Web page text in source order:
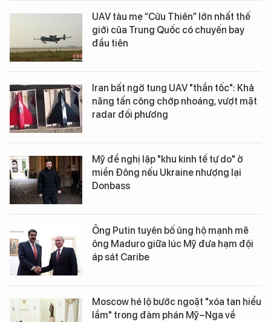
UAV tàu mẹ “Cửu Thiên” lớn nhất thế
giới của Trung Quốc có chuyến bay
đầu tiên
Iran bất ngờ tung UAV "thần tốc": Khả
năng tấn công chớp nhoáng, vượt mặt
radar đối phương
Mỹ đề nghị lập "khu kinh tế tự do" ở
miền Đông nếu Ukraine nhượng lại
Donbass
Ông Putin tuyên bố ủng hộ mạnh mẽ
ông Maduro giữa lúc Mỹ đưa hạm đội
áp sát Caribe
Moscow hé lộ bước ngoặt "xóa tan hiểu
lầm" trong đàm phán Mỹ–Nga về